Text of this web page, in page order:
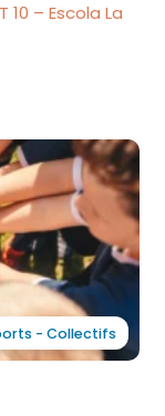
– Escola La
- Collectifs